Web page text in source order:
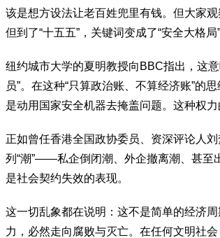
该是想方设法让老百姓兜里有钱。但大家
但到了“十五五”，关键词变成了“安全大格局”
纽约城市大学的夏明教授向BBC指出，这
员”。在这种“只算政治账、不算经济账”的
是动用国家安全机器去掩盖问题。这种权
正如曾任香港全国政协委员、资深评论人
列“潮”——私企倒闭潮、外企撤离潮、甚至
是社会契约失效的表现。
这一切乱象都在说明：这不是简单的经济
力，必然走向腐败与灭亡。在任何文明社